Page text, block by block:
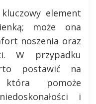
element
może ona
noszenia oraz
W przypadku
postawić na
która pomoże
i